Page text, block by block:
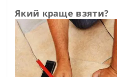
Який краще взяти?